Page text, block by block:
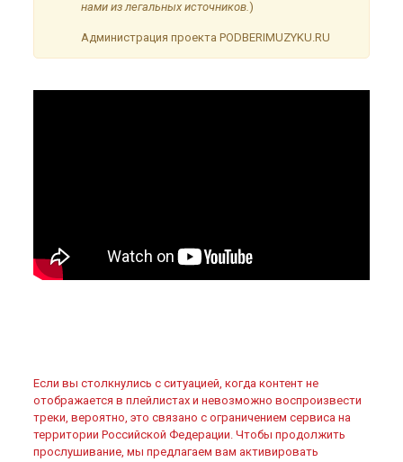
нами из легальных источников.)
Администрация проекта PODBERIMUZYKU.RU
Если вы столкнулись с ситуацией, когда контент не
отображается в плейлистах и невозможно воспроизвести
треки, вероятно, это связано с ограничением сервиса на
территории Российской Федерации. Чтобы продолжить
прослушивание, мы предлагаем вам активировать